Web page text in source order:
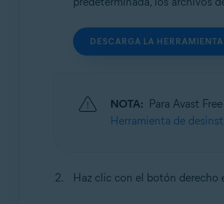
DESCARGA LA
NOTA: Para Avast
Herramienta de
Haz clic con el botón derecho